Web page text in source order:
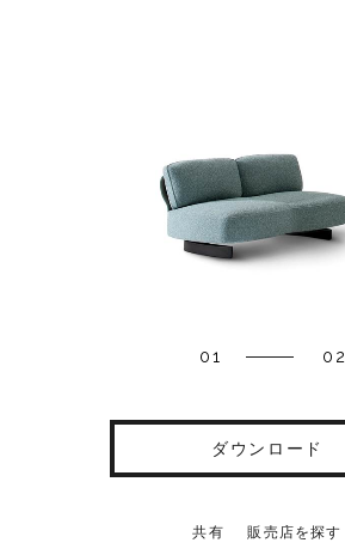
01 02
ダウンロード
共有 販売店を探す